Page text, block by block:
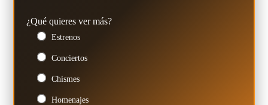
¿Qué quieres ver más?
Estrenos
Conciertos
Chismes
Homenajes